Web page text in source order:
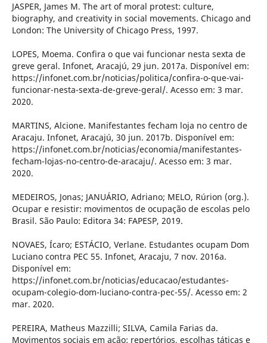
JASPER, James M. The art of moral protest: culture,
biography, and creativity in social movements. Chicago and
London: The University of Chicago Press, 1997.
LOPES, Moema. Confira o que vai funcionar nesta sexta de
greve geral. Infonet, Aracajú, 29 jun. 2017a. Disponível em:
https://infonet.com.br/noticias/politica/confira-o-que-vai-
funcionar-nesta-sexta-de-greve-geral/. Acesso em: 3 mar.
2020.
MARTINS, Alcione. Manifestantes fecham loja no centro de
Aracaju. Infonet, Aracajú, 30 jun. 2017b. Disponível em:
https://infonet.com.br/noticias/economia/manifestantes-
fecham-lojas-no-centro-de-aracaju/. Acesso em: 3 mar.
2020.
MEDEIROS, Jonas; JANUÁRIO, Adriano; MELO, Rúrion (org.).
Ocupar e resistir: movimentos de ocupação de escolas pelo
Brasil. São Paulo: Editora 34: FAPESP, 2019.
NOVAES, Ícaro; ESTÁCIO, Verlane. Estudantes ocupam Dom
Luciano contra PEC 55. Infonet, Aracaju, 7 nov. 2016a.
Disponível em:
https://infonet.com.br/noticias/educacao/estudantes-
ocupam-colegio-dom-luciano-contra-pec-55/. Acesso em: 2
mar. 2020.
PEREIRA, Matheus Mazzilli; SILVA, Camila Farias da.
Movimentos sociais em ação: repertórios, escolhas táticas e